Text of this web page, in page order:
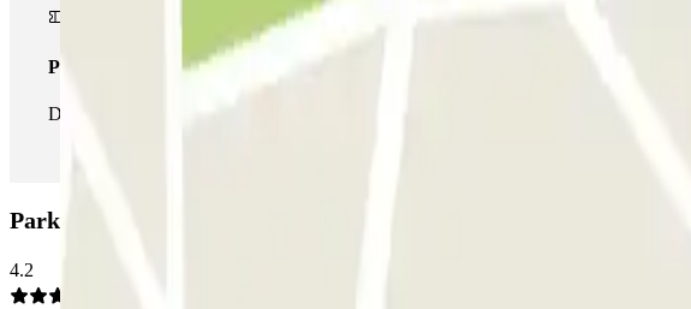
Pass illlimitato
Durante il tuo soggiorno potrai entrare e uscire dal parcheggio tutte le volte che vorrai.
Parking Esedra - Barberini: Opinioni
4.2